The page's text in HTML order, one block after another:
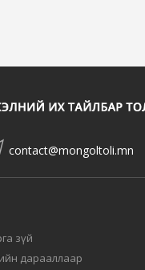
contact@mongoltoli.mn
зүй
дарааллаар